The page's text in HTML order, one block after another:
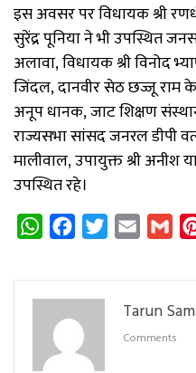
इस अवसर पर विधायक श्री
सुरेंद्र पूनिया ने भी उपस्थित
अलावा, विधायक श्री विनोद
जिंदल, दानवीर सेठ छज्जू राम के
अनूप धानक, जाट शिक्षण संस्थान
राज्यसभा सांसद जनरल डीपी
मालीवाल, उपायुक्त श्री अनीश
उपस्थित रहे।
WhatsAppFacebookTwitterEmail
Tarun
Comments